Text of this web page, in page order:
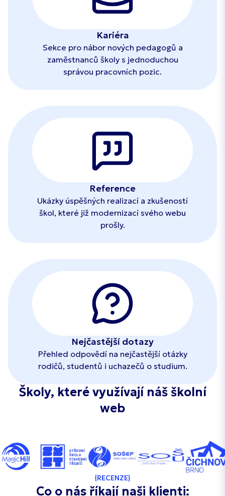
Kariéra
Sekce pro nábor nových pedagogů a
zaměstnanců školy s jednoduchou
správou pracovních pozic.
Reference
Ukázky úspěšných realizací a zkušeností
škol, které již modernizací svého webu
prošly.
Nejčastější dotazy
Přehled odpovědí na nejčastější otázky
rodičů, studentů i uchazečů o studium.
Školy, které využívají náš školní
web
RECENZE
Co o nás říkají naši klienti: